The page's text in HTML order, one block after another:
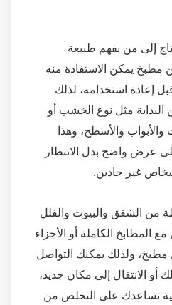
إلى من يفهم طبيعة
مطبخ يمكن الاستفادة منه
إعادة استخدامه، لذلك
البداية مثل نوع الخشب أو
والأبواب والأسطح، وهذا
عرض واضح بدل الانتظار
غير جادين.
من الشقق والبيوت والفلل
المطابخ الكاملة أو الأجزاء
ولذلك يمكنك التواصل
أو الانتقال إلى مكان جديد،
تساعدك على التخلص من